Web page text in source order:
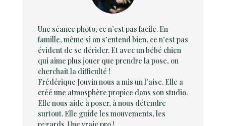
Une séance photo, ce n’est pas facile. En
famille, même si on s’entend bien, ce n’est pas
évident de se dérider. Et avec un bébé chien
qui aime plus jouer que prendre la pose, on
cherchait la difficulté !
Frédérique Jouvin nous a mis un l’aise. Elle a
créé une atmosphère propice dans son studio.
Elle nous aide à poser, à nous détendre
surtout. Elle guide les mouvements, les